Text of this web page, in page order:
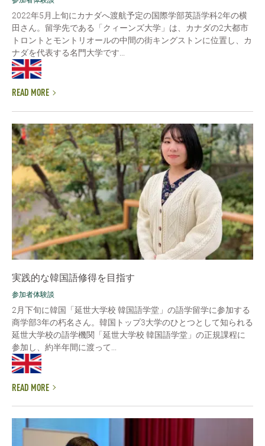
2022年5月上旬にカナダへ渡航予定の国際学部英語学科2年の横
田さん。留学先である「クィーンズ大学」は、カナダの2大都市
トロントとモントリオールの中間の街キングストンに位置し、カ
ナダを代表する名門大学です...
READ MORE
実践的な韓国語修得を目指す
参加者体験談
2月下旬に韓国「延世大学校 韓国語学堂」の語学留学に参加する
商学部3年の朽名さん。韓国トップ3大学のひとつとして知られる
延世大学校の語学機関「延世大学校 韓国語学堂」の正規課程に
参加し、約半年間に渡って...
READ MORE